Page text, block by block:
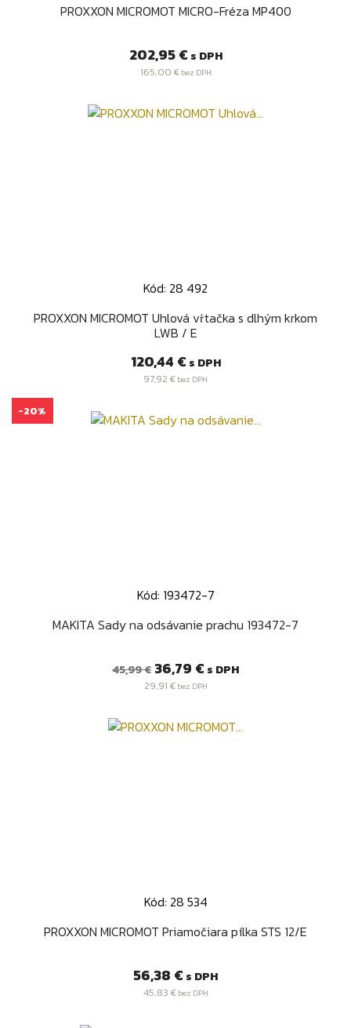
PROXXON MICROMOT MICRO-Fréza MP400
Cena
202,95 € s DPH
165,00 €bez DPH
Kód: 28 492
PROXXON MICROMOT Uhlová vŕtačka s dlhým krkom
LWB / E
Cena
120,44 € s DPH
97,92 € bez DPH
Kód: 193472-7
MAKITA Sady na odsávanie prachu 193472-7
Bežná
45,99 € Cena
36,79 € s DPH
29,91 €bez DPH
-20%
Kód: 28 534
PROXXON MICROMOT Priamočiara pílka STS 12/E
Cena
56,38 € s DPH
45,83 €bez DPH